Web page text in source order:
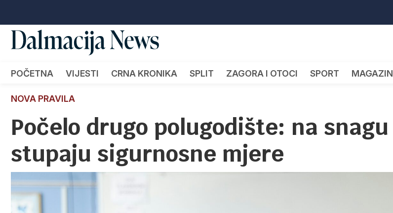
POČETNA VIJESTI CRNA KRONIKA SPLIT ZAGORA I OTOCI SPORT MAGAZIN
NOVA PRAVILA
Počelo drugo polugodište: na snagu
stupaju sigurnosne mjere